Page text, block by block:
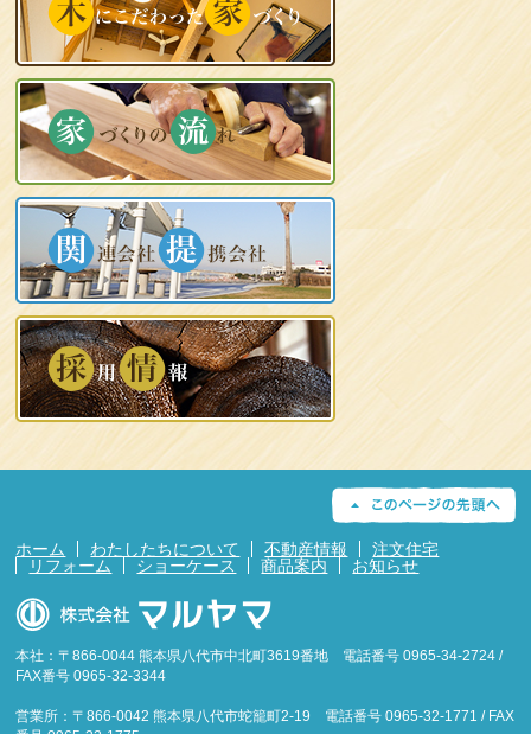
ホーム わたしたちについて 不動産情報
注文住宅
リフォーム
ショーケース 商品案内 お知らせ
本社：〒866-0044 熊本県八代市中北町3619番地 電話番号 0965-34-2724 /
FAX番号 0965-32-3344
営業所：〒866-0042 熊本県八代市蛇籠町2-19 電話番号 0965-32-1771 / FAX